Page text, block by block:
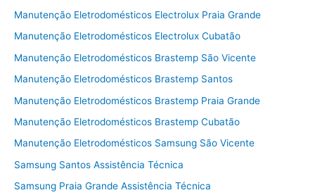
Manutenção Eletrodomésticos Electrolux Praia Grande
Manutenção Eletrodomésticos Electrolux Cubatão
Manutenção Eletrodomésticos Brastemp São Vicente
Manutenção Eletrodomésticos Brastemp Santos
Manutenção Eletrodomésticos Brastemp Praia Grande
Manutenção Eletrodomésticos Brastemp Cubatão
Manutenção Eletrodomésticos Samsung São Vicente
Samsung Santos Assistência Técnica
Samsung Praia Grande Assistência Técnica